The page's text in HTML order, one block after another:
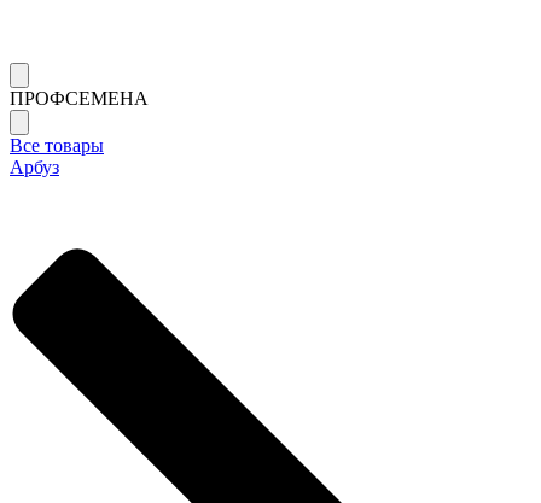
ПРОФСЕМЕНА
Все товары
Арбуз